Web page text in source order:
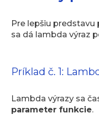
Pre lepšiu
sa dá lambda výraz
Príklad č. 1:
Lambda výrazy sa
parameter funkcie.